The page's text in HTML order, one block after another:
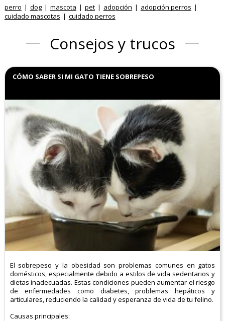
perro dog mascota pet adopción
adopción perros
cuidado mascotas
cuidado perros
Consejos y trucos
CÓMO SABER SI MI GATO TIENE SOBREPESO
El sobrepeso y la obesidad son problemas comunes en gatos
domésticos, especialmente debido a estilos de vida sedentarios y
dietas inadecuadas. Estas condiciones pueden aumentar el riesgo
de enfermedades como diabetes, problemas hepáticos y
articulares, reduciendo la calidad y esperanza de vida de tu felino.​
Causas principales: